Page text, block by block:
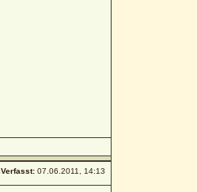
Verfasst:07.06.2011, 14:13